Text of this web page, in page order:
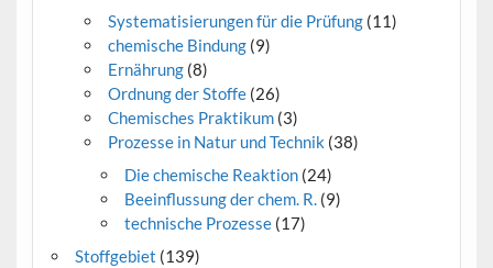
Systematisierungen für die Prüfung (11)
chemische Bindung (9)
Ernährung (8)
Ordnung der Stoffe (26)
Chemisches Praktikum (3)
Prozesse in Natur und Technik (38)
Die chemische Reaktion (24)
Beeinflussung der chem. R. (9)
technische Prozesse (17)
Stoffgebiet (139)